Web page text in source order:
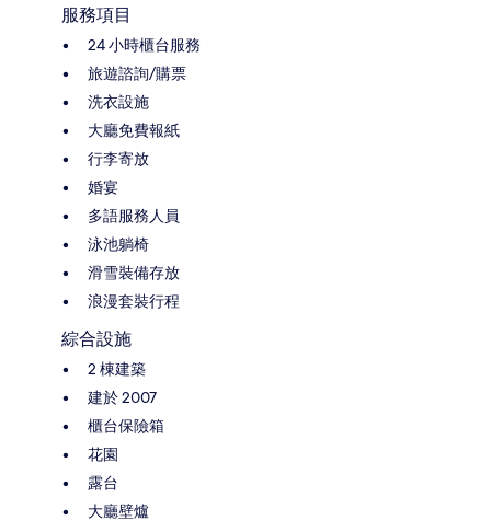
服務項目
24 小時櫃台服務
旅遊諮詢/購票
洗衣設施
大廳免費報紙
行李寄放
婚宴
多語服務人員
泳池躺椅
滑雪裝備存放
浪漫套裝行程
綜合設施
2 棟建築
建於 2007
櫃台保險箱
花園
露台
大廳壁爐